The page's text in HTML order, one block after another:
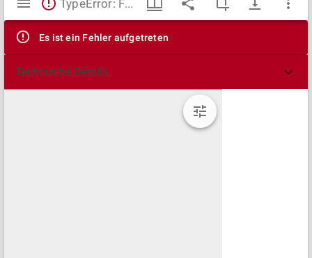
Viewer
TypeError: Failed to fetch
Es ist ein Fehler aufgetreten
Technische Details